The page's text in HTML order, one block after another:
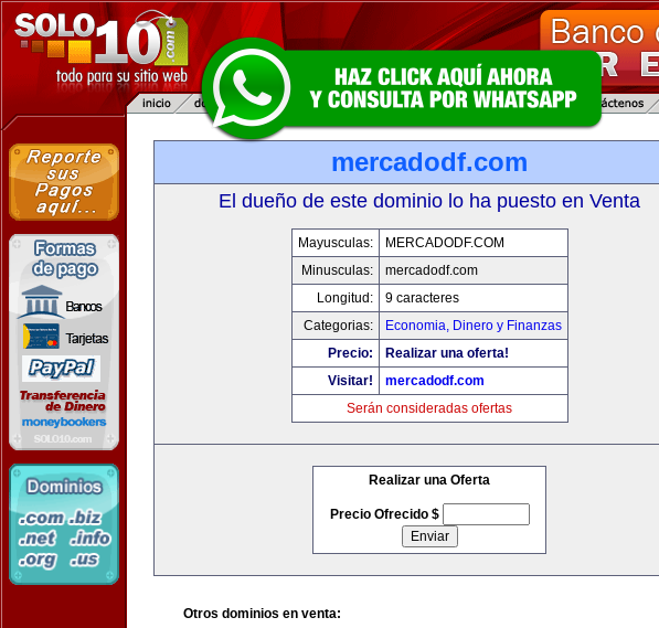
mercadodf.com
El dueño de este dominio lo ha puesto en Venta
Mayusculas:
MERCADODF.COM
Minusculas:
mercadodf.com
Longitud:
9 caracteres
Categorias:
Economia, Dinero y Finanzas
Precio:
Realizar una oferta!
Visitar!
mercadodf.com
Serán consideradas ofertas
Realizar una Oferta
Precio Ofrecido $
Otros dominios en venta: